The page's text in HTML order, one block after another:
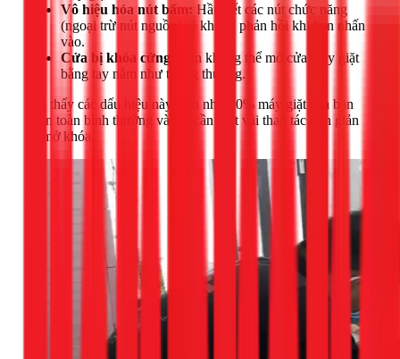
Vô hiệu hóa nút bấm: Hầu hết các nút chức năng
(ngoại trừ nút nguồn) sẽ không phản hồi khi bạn nhấn
vào.
Cửa bị khóa cứng:
Bạn không thể mở cửa máy giặt
bằng tay nắm như thông thường.
Khi thấy các dấu hiệu này, gần như 90% máy giặt của bạn
hoàn toàn bình thường và chỉ cần một vài thao tác đơn giản
để mở khóa.